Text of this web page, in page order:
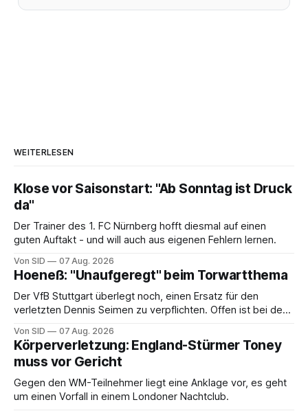
WEITERLESEN
Klose vor Saisonstart: "Ab Sonntag ist Druck
da"
Der Trainer des 1. FC Nürnberg hofft diesmal auf einen
guten Auftakt - und will auch aus eigenen Fehlern lernen.
Von SID 07 Aug. 2026
Hoeneß: "Unaufgeregt" beim Torwartthema
Der VfB Stuttgart überlegt noch, einen Ersatz für den
verletzten Dennis Seimen zu verpflichten. Offen ist bei den
Von SID 07 Aug. 2026
Körperverletzung: England-Stürmer Toney
muss vor Gericht
Gegen den WM-Teilnehmer liegt eine Anklage vor, es geht
um einen Vorfall in einem Londoner Nachtclub.